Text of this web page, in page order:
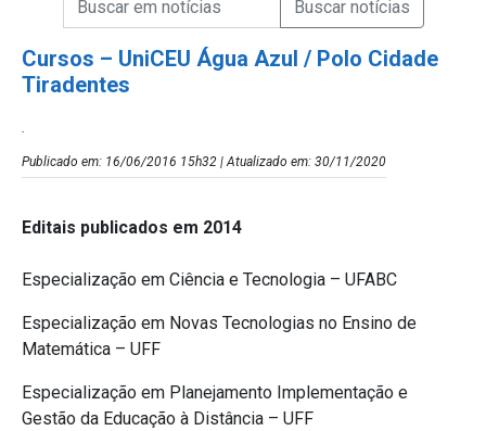
Cursos – UniCEU Água Azul / Polo Cidade
Tiradentes
Publicado em: 16/06/2016 15h32 | Atualizado em: 30/11/2020
Editais publicados em 2014
Especialização em Ciência e Tecnologia – UFABC
Especialização em Novas Tecnologias no Ensino de
Matemática – UFF
Especialização em Planejamento Implementação e
Gestão da Educação à Distância – UFF